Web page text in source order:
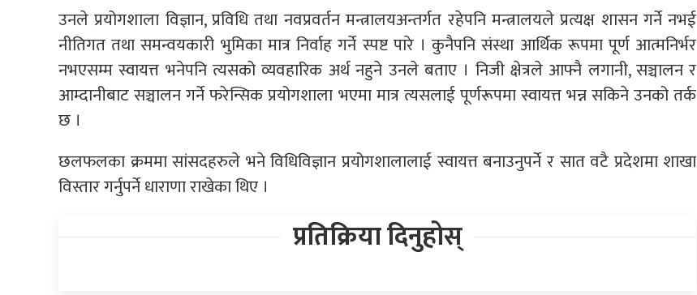
उनले प्रयोगशाला विज्ञान, प्रविधि तथा नवप्रवर्तन मन्त्रालयअन्तर्गत रहेपनि मन्त्रालयले प्रत्यक्ष शासन गर्ने नभई
नीतिगत तथा समन्वयकारी भुमिका मात्र निर्वाह गर्ने स्पष्ट पारे । कुनैपनि संस्था आर्थिक रूपमा पूर्ण आत्मनिर्भर
नभएसम्म स्वायत्त भनेपनि त्यसको व्यवहारिक अर्थ नहुने उनले बताए । निजी क्षेत्रले आफ्नै लगानी, सञ्चालन र
आम्दानीबाट सञ्चालन गर्ने फरेन्सिक प्रयोगशाला भएमा मात्र त्यसलाई पूर्णरूपमा स्वायत्त भन्न सकिने उनको तर्क
छ ।
छलफलका क्रममा सांसदहरुले भने विधिविज्ञान प्रयोगशालालाई स्वायत्त बनाउनुपर्ने र सात वटै प्रदेशमा शाखा
विस्तार गर्नुपर्ने धाराणा राखेका थिए ।
प्रतिक्रिया दिनुहोस्